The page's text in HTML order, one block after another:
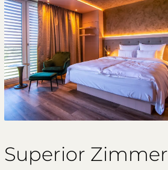
Superior Zimmer